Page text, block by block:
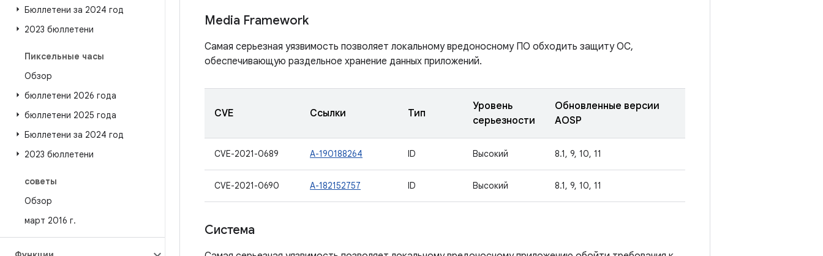
Бюллетени за 2024 год
2023 бюллетени
Пиксельные часы
Обзор
бюллетени 2026 года
бюллетени 2025 года
Бюллетени за 2024 год
2023 бюллетени
советы
Обзор
март 2016 г.
Media Framework
Самая серьезная уязвимость позволяет локальному вредоносному ПО обходить защиту ОС,
обеспечивающую раздельное хранение данных приложений.
CVE Ссылки Тип
Уровень
серьезности
Обновленные версии
AOSP
CVE-2021-0689 A-190188264 ID Высокий 8.1, 9, 10, 11
CVE-2021-0690 A-182152757 ID Высокий 8.1, 9, 10, 11
Система